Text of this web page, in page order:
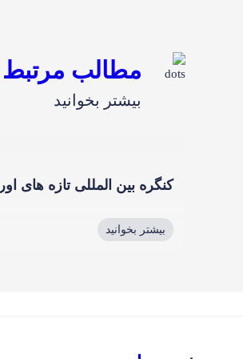
مطالب مرتبط
بیشتر بخوانید
کنگره بین المللی تازه های
بیشتر بخوانید